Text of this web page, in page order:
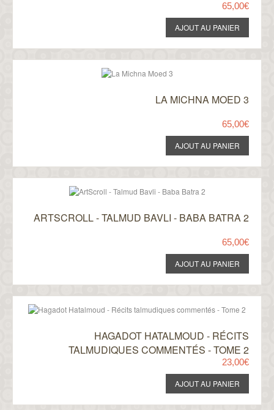
65,00€
LA MICHNA MOED 3
65,00€
ARTSCROLL - TALMUD BAVLI - BABA BATRA 2
65,00€
HAGADOT HATALMOUD - RÉCITS
TALMUDIQUES COMMENTÉS - TOME 2
23,00€